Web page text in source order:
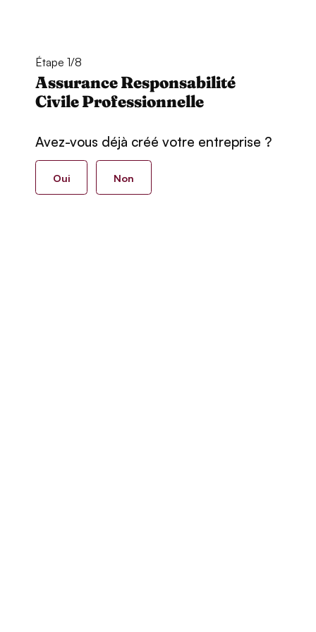
Étape 1/8
Assurance Responsabilité
Civile Professionnelle
Avez-vous déjà créé votre entreprise ?
Oui Non